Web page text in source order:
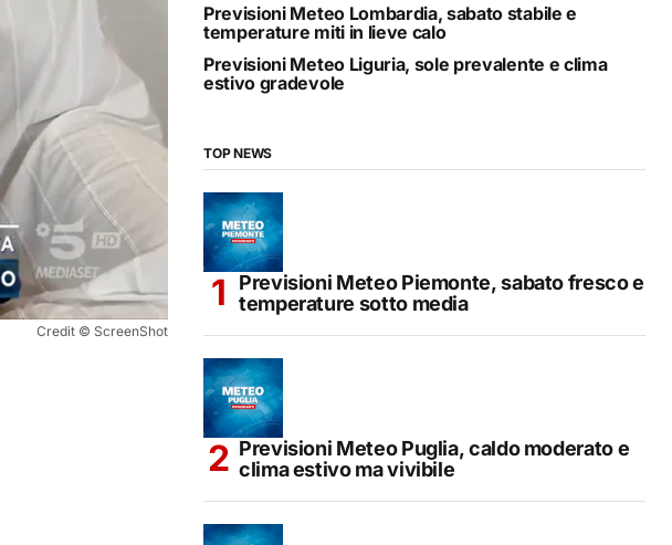
Credit © ScreenShot
Previsioni Meteo Lombardia, sabato stabile e
temperature miti in lieve calo
Previsioni Meteo Liguria, sole prevalente e clima
estivo gradevole
TOP NEWS
Previsioni Meteo Piemonte, sabato fresco e
temperature sotto media
Previsioni Meteo Puglia, caldo moderato e
clima estivo ma vivibile